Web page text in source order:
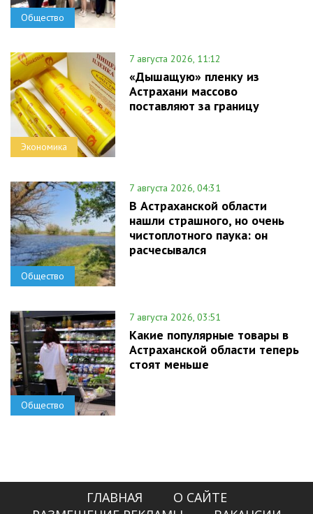
Общество
Экономика
7 августа 2026, 11:12
«Дышащую» пленку из
Астрахани массово
поставляют за границу
Общество
7 августа 2026, 04:31
В Астраханской области
нашли страшного, но очень
чистоплотного паука: он
расчесывался
Общество
7 августа 2026, 03:51
Какие популярные товары в
Астраханской области теперь
стоят меньше
ГЛАВНАЯ
О САЙТЕ